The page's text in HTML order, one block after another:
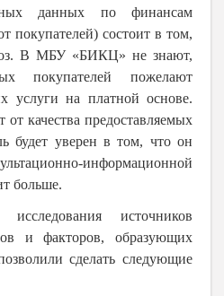
данных по финансам
покупателей) состоит в том,
В МБУ «БИКЦ» не знают,
покупателей пожелают
услуги на платной основе.
от качества предоставляемых
будет уверен в том, что он
информационной
больше.
источников
и факторов, образующих
сделать следующие